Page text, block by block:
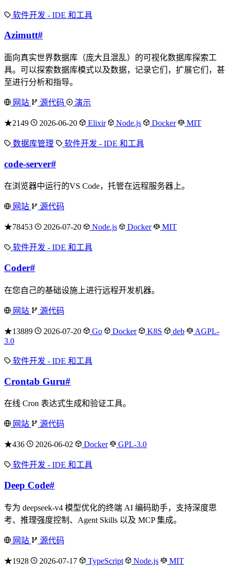
软件开发 - IDE 和工具
Azimutt#
面向真实世界数据库（庞大且混乱）的可视化数据库探索工
具。可以探索数据库模式以及数据，记录它们，扩展它们，甚
至进行分析和指导。
网站 源代码 演示
★2149 2026-06-20 Elixir Node.js Docker MIT
数据库管理 软件开发 - IDE 和工具
code-server#
在浏览器中运行的VS Code，托管在远程服务器上。
网站 源代码
★78453 2026-07-20 Node.js Docker MIT
软件开发 - IDE 和工具
Coder#
在您自己的基础设施上进行远程开发机器。
网站 源代码
★13889 2026-07-20 Go Docker K8S deb
AGPL-
3.0
软件开发 - IDE 和工具
Crontab Guru#
在线 Cron 表达式生成和验证工具。
网站 源代码
★436 2026-06-02 Docker GPL-3.0
软件开发 - IDE 和工具
Deep Code#
专为 deepseek-v4 模型优化的终端 AI 编码助手，支持深度思
考、推理强度控制、Agent Skills 以及 MCP 集成。
网站 源代码
★1928 2026-07-17 TypeScript Node.js MIT